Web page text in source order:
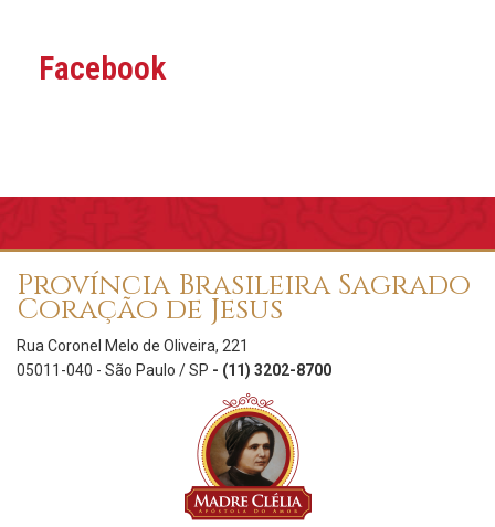
Facebook
Província Brasileira Sagrado
Coração de Jesus
Rua Coronel Melo de Oliveira, 221
05011-040 - São Paulo / SP - (11) 3202-8700